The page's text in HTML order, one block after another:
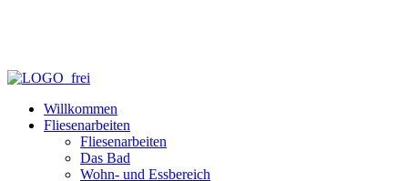
Willkommen
Fliesenarbeiten
Fliesenarbeiten
Das Bad
Wohn- und Essbereich